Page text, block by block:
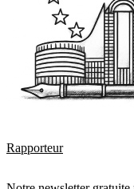
Rapporteur